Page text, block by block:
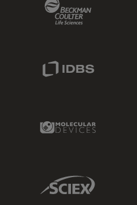
Molecular
Sciex Link